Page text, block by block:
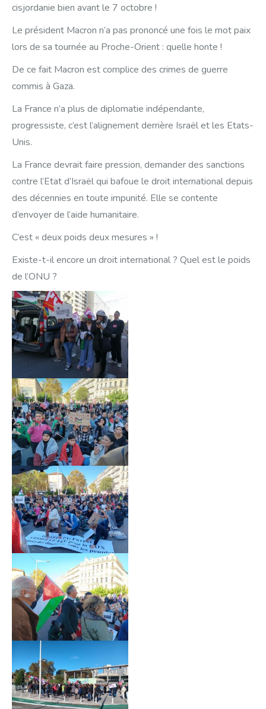
cisjordanie bien avant le 7 octobre !
Le président Macron n’a pas prononcé une fois le mot paix
lors de sa tournée au Proche-Orient : quelle honte !
De ce fait Macron est complice des crimes de guerre
commis à Gaza.
La France n’a plus de diplomatie indépendante,
progressiste, c’est l’alignement derrière Israël et les Etats-
Unis.
La France devrait faire pression, demander des sanctions
contre l’Etat d’Israël qui bafoue le droit international depuis
des décennies en toute impunité. Elle se contente
d’envoyer de l’aide humanitaire.
C’est « deux poids deux mesures » !
Existe-t-il encore un droit international ? Quel est le poids
de l’ONU ?